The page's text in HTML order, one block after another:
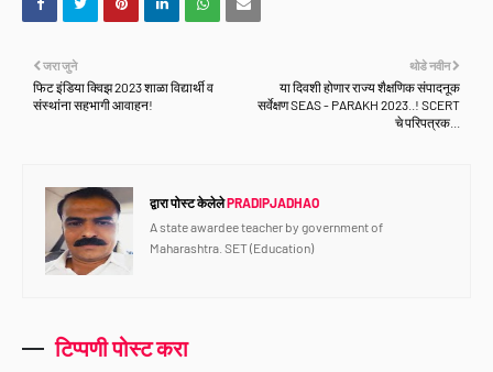
थोडे नवीन
या दिवशी होणार राज्य शैक्षणिक संपादनूक
सर्वेक्षण SEAS - PARAKH 2023..! SCERT
चे परिपत्रक...
जरा जुने
फिट इंडिया क्विझ 2023 शाळा विद्यार्थी व
संस्थांना सहभागी आवाहन!
द्वारा पोस्ट केलेलेPRADIPJADHAO
A state awardee teacher by government of
Maharashtra. SET (Education)
टिप्पणी पोस्ट करा